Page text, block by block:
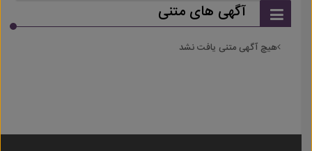
آگهی های متنی
هیچ آگهی متنی یافت نشد